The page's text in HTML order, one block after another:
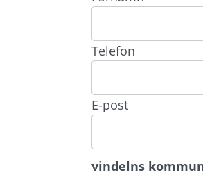
Telefon
E-post
vindelns